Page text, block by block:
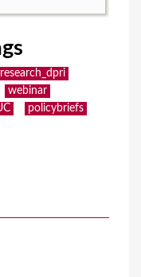
research_dpri
webinar
policybriefs